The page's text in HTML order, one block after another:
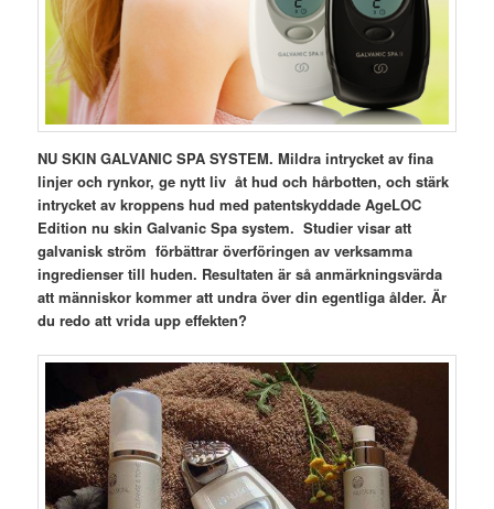
NU SKIN GALVANIC SPA SYSTEM. Mildra intrycket av fina
linjer och rynkor, ge nytt liv åt hud och hårbotten, och stärk
intrycket av kroppens hud med patentskyddade AgeLOC
Edition nu skin Galvanic Spa system. Studier visar att
galvanisk ström förbättrar överföringen av verksamma
ingredienser till huden. Resultaten är så anmärkningsvärda
att människor kommer att undra över din egentligaålder. Är
du redo att vrida upp effekten?